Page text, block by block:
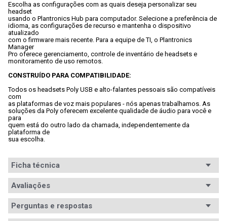
Escolha as configurações com as quais deseja personalizar seu
headset
usando o Plantronics Hub para computador. Selecione a preferência de
idioma, as configurações de recurso e mantenha o dispositivo
atualizado
com o firmware mais recente. Para a equipe de TI, o Plantronics
Manager
Pro oferece gerenciamento, controle de inventário de headsets e
monitoramento de uso remotos.
CONSTRUÍDO PARA COMPATIBILIDADE:
Todos os headsets Poly USB e alto-falantes pessoais são compatíveis
com
as plataformas de voz mais populares - nós apenas trabalhamos. As
soluções da Poly oferecem excelente qualidade de áudio para você e
para
quem está do outro lado da chamada, independentemente da
plataforma de
sua escolha.
Ficha técnica
Conteúdo da
embalagem
Equipamentos Dispositivos com conexão Bluetooth v5.0 e USB-C.
Avaliações
Perguntas e respostas